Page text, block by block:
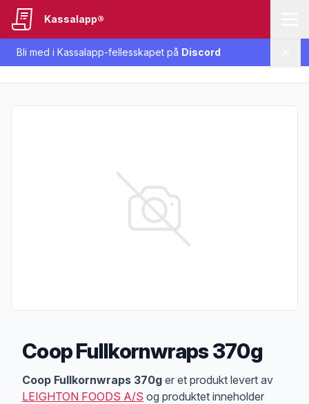
Bli med i Kassalapp-fellesskapet på Discord
Kassalapp®
Coop Fullkornwraps 370g
Produktbeskrivelse
Coop Fullkornwraps 370g er et produkt levert av
LEIGHTON FOODS A/S og produktet inneholder